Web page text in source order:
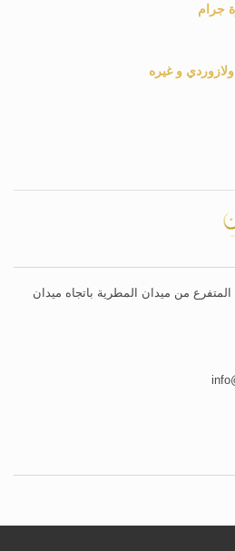
جرام
و غيره
المتفرع من ميدان المطرية باتجاه ميدان